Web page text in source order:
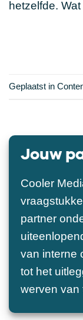
hetzelfde.
Geplaatst in
Jouw
Cooler
partner
van interne
tot het
werven van